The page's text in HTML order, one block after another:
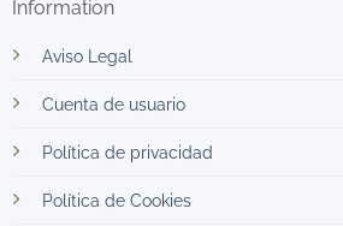
Information
Aviso Legal
Cuenta de usuario
Política de privacidad
Política de Cookies